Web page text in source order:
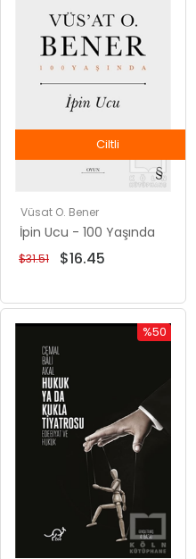
Vüsat O. Bener
İpin Ucu - 100 Yaşında
$16.45
$31.51
Ciltli
%50